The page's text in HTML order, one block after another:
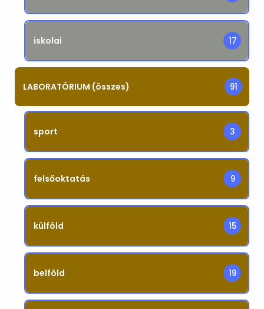
iskolai 17
LABORATÓRIUM (összes) 91
sport 3
felsőoktatás 9
külföld 15
belföld 19